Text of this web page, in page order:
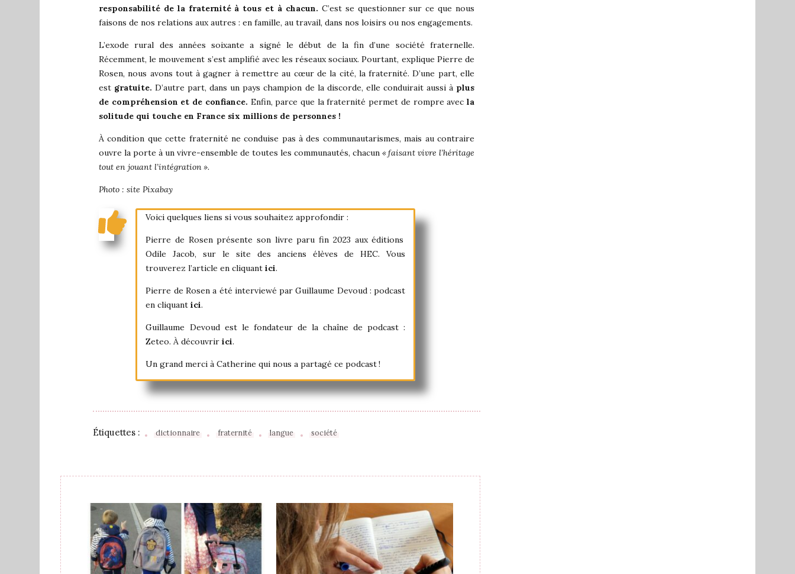
responsabilité de la fraternité à tous et à chacun. C’est se questionner sur ce que nous
faisons de nos relations aux autres : en famille, au travail, dans nos loisirs ou nos engagements.
L’exode rural des années soixante a signé le début de la fin d’une société fraternelle.
Récemment, le mouvement s’est amplifié avec les réseaux sociaux. Pourtant, explique Pierre de
Rosen, nous avons tout à gagner à remettre au cœur de la cité, la fraternité. D’une part, elle
est gratuite.D’autre part, dans un pays champion de la discorde, elle conduirait aussi à plus
de compréhension et de confiance. Enfin, parce que la fraternité permet de rompre avecla
solitude qui touche en France six millions de personnes !
À condition que cette fraternité ne conduise pas à des communautarismes, mais au contraire
ouvre la porte à un vivre-ensemble de toutes les communautés, chacun «faisant vivre l’héritage
tout en jouant l’intégration».
Photo : site Pixabay
Voici quelques liens si vous souhaitez approfondir :
Pierre de Rosen présente son livre paru fin 2023 aux éditions
Odile Jacob, sur le site des anciens élèves de HEC. Vous
trouverez l’article en cliquant ici.
Pierre de Rosen a été interviewé par Guillaume Devoud : podcast
en cliquantici.
Guillaume Devoud est le fondateur de la chaîne de podcast :
Zeteo. À découvririci.
Un grand merci à Catherine qui nous a partagé ce podcast !
Étiquettes : dictionnaire fraternité langue société